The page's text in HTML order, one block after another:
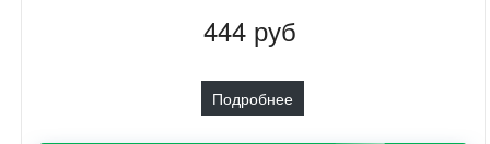
444 руб
Подробнее